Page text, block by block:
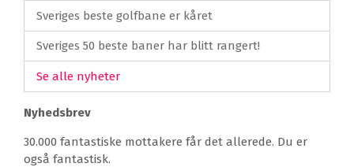
Sveriges beste golfbane er kåret
Sveriges 50 beste baner har blitt rangert!
Se alle nyheter
Nyhedsbrev
30.000 fantastiske mottakere får det allerede. Du er
også fantastisk.